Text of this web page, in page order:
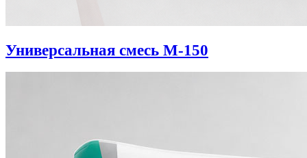
Универсальная смесь М-150